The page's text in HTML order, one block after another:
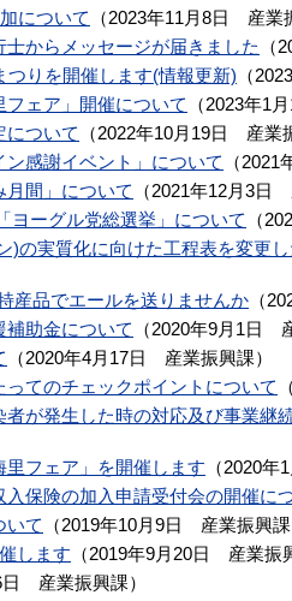
について
（2023年11月8日 産業
士からメッセージが届きました
（
つりを開催します(情報更新) （
ェア」開催について
（2023年1月
について
（2022年10月19日 産業
感謝イベント」について
（2021
間」について
（2021年12月3日
ヨーグル党総選挙」について
（
)の実質化に向けた工程表を変更
産品でエールを送りませんか （
補助金について
（2020年9月1日
（2020年4月17日 産業振興課）
てのチェックポイントについて
（
者が発生した時の対応及び事業継
フェア」を開催します （2020年
保険の加入申請受付会の開催に
いて
（2019年10月9日 産業振興課
します （2019年9月20日 産業振
産業振興課）